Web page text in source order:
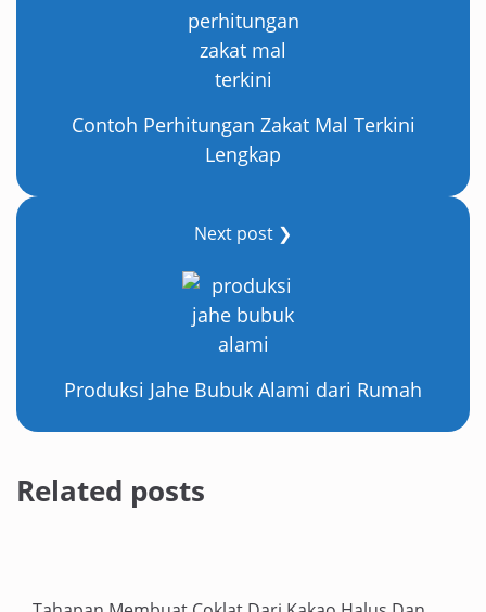
Contoh Perhitungan Zakat Mal Terkini
Lengkap
Next post ❯
Produksi Jahe Bubuk Alami dari Rumah
Related posts